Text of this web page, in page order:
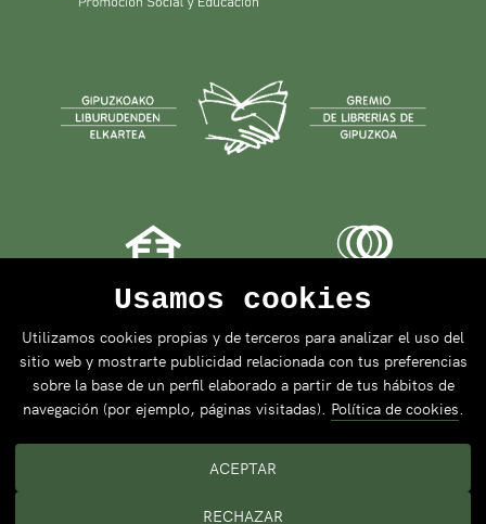
Usamos cookies
Utilizamos cookies propias y de terceros para analizar el uso del
sitio web y mostrarte publicidad relacionada con tus preferencias
sobre la base de un perfil elaborado a partir de tus hábitos de
navegación (por ejemplo, páginas visitadas). Política de cookies.
RECHAZAR
ACEPTAR